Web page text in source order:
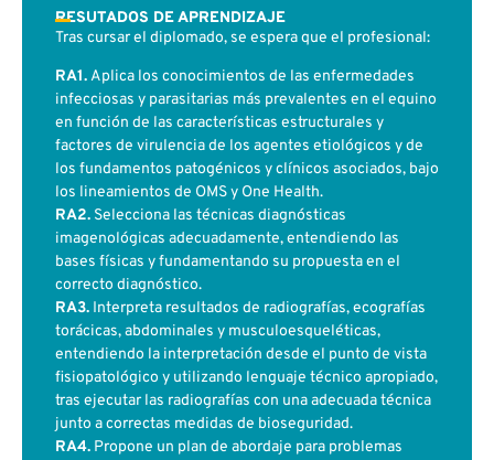
RESUTADOS DE APRENDIZAJE
Tras cursar el diplomado, se espera que el profesional:
RA1.Aplica los conocimientos de las enfermedades
infecciosas y parasitarias más prevalentes en el equino
en función de las características estructurales y
factores de virulencia de los agentes etiológicos y de
los fundamentos patogénicos y clínicos asociados, bajo
los lineamientos de OMS y One Health.
RA2. Selecciona las técnicas diagnósticas
imagenológicas adecuadamente, entendiendo las
bases físicas y fundamentando su propuesta en el
correcto diagnóstico.
RA3. Interpreta resultados de radiografías, ecografías
torácicas, abdominales y musculoesqueléticas,
entendiendo la interpretación desde el punto de vista
fisiopatológico y utilizando lenguaje técnico apropiado,
tras ejecutar las radiografías con una adecuada técnica
junto a correctas medidas de bioseguridad.
RA4. Propone un plan de abordaje para problemas